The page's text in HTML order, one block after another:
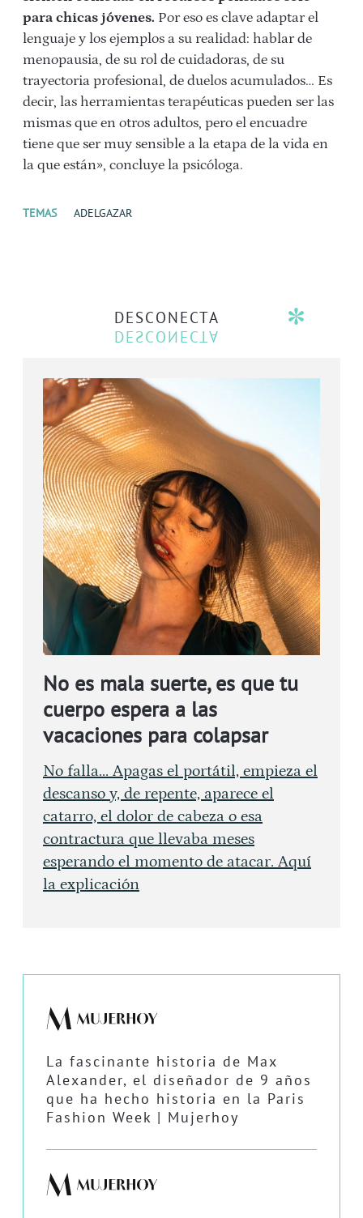
para chicas jóvenes. Por eso es clave adaptar el
lenguaje y los ejemplos a su realidad: hablar de
menopausia, de su rol de cuidadoras, de su
trayectoria profesional, de duelos acumulados… Es
decir, las herramientas terapéuticas pueden ser las
mismas que en otros adultos, pero el encuadre
tiene que ser muy sensible a la etapa de la vida en
la que están», concluye la psicóloga.
TEMAS ADELGAZAR
DESCONECTA
No es mala suerte, es que tu
cuerpo espera a las
vacaciones para colapsar
No falla... Apagas el portátil, empieza el
descanso y, de repente, aparece el
catarro, el dolor de cabeza o esa
contractura que llevaba meses
esperando el momento de atacar. Aquí
la explicación
La fascinante historia de Max
Alexander, el diseñador de 9 años
que ha hecho historia en la Paris
Fashion Week | Mujerhoy